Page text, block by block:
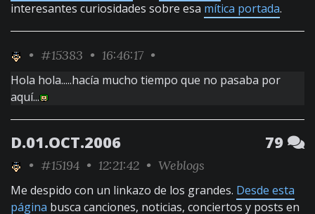
interesantes curiosidades sobre esa mítica portada.
• #15383 • 16:46:17 •
Hola hola.....hacía mucho tiempo que no pasaba por
aquí...
D.01.OCT.2006 79
• #15194 • 12:21:42 • Weblogs
Me despido con un linkazo de los grandes. Desde esta
página busca canciones, noticias, conciertos y posts en